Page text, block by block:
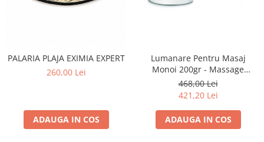
Fard de ochi
SPRANCENE
Creioane sprancene
PALARIA PLAJA EXIMIA EXPERT
260,00 Lei
ADAUGA IN COS
Lumanare Pentru Masaj
Monoi 200gr - Massage
Candle - Bruno Vassari
468,00 Lei
421,20 Lei
ADAUGA IN COS